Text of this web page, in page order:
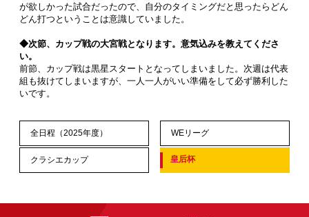
が欲しかった試合だったので、自分のタイミングだと思ったらどん
どん打つということは意識していました。
◆次節、カップ戦の大宮戦となります。意気込みを教えてくださ
い。
前節、カップ戦は黒星スタートとなってしまいました。次週は代表
組も抜けてしまいますが、一人一人がいい準備をして必ず勝利した
いです。
全日程（2025年度） WEリーグ
クラシエカップ 皇后杯